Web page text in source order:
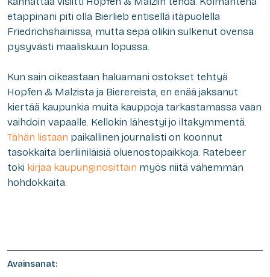
etappinani piti olla Bierlieb entisellä itäpuolella
Friedrichshainissa, mutta sepä olikin sulkenut ovensa
pysyvästi maaliskuun lopussa.
Kun sain oikeastaan haluamani ostokset tehtyä
Hopfen & Malzista ja Bierereista, en enää jaksanut
kiertää kaupunkia muita kauppoja tarkastamassa vaan
vaihdoin vapaalle. Kellokin lähestyi jo iltakymmentä.
Tähän listaan paikallinen journalisti on koonnut
tasokkaita berliiniläisiä oluenostopaikkoja. Ratebeer
toki kirjaa kaupunginosittain myös niitä vähemmän
hohdokkaita.
Avainsanat: